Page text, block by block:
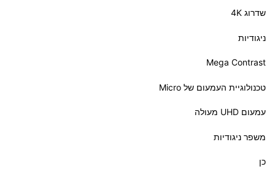
ניגודיות
Mega Contrast
טכנולוגיית העמעום של Micro
עמעום UHD מעולה
משפר ניגודיות
כן